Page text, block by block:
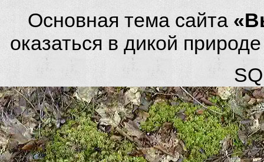
Основная тема сайта
оказаться в дикой